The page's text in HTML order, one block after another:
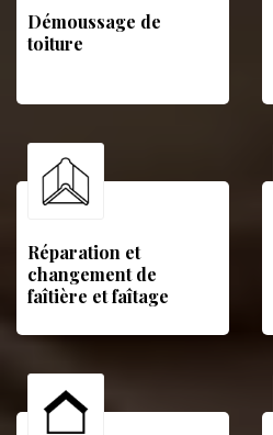
Démoussage de
toiture
Réparation et
changement de
faîtière et faîtage